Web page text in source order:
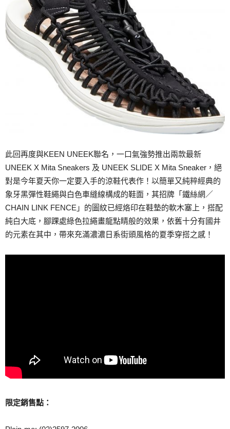
此回再度與KEEN UNEEK聯名，一口氣強勢推出兩款最新
UNEEK X Mita Sneakers 及 UNEEK SLIDE X Mita Sneaker，絕
對是今年夏天你一定要入手的涼鞋代表作！以簡單又純粹經典的
象牙黑彈性鞋繩與白色車縫線構成的鞋面，其招牌「鐵絲網／
CHAIN LINK FENCE」的圖紋已經烙印在鞋墊的軟木塞上，搭配
純白大底，腳踝處綠色拉繩畫龍點睛般的效果，依舊十分有國井
的元素在其中，帶來充滿濃濃日系街頭風格的夏季穿搭之感！
限定銷售點：